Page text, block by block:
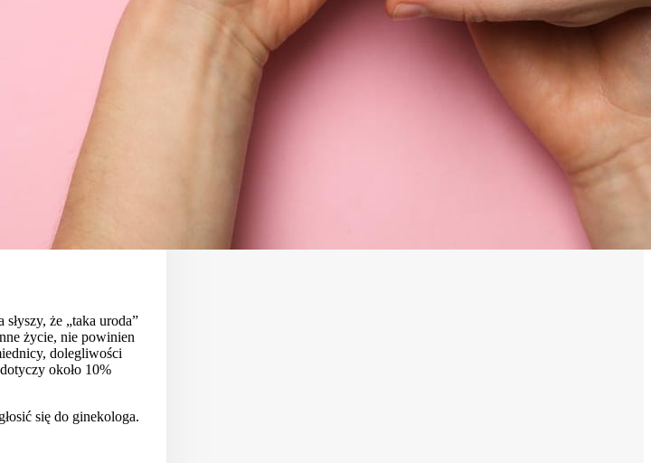
że „taka uroda”
życie, nie powinien
dolegliwości
około 10%
się do ginekologa.